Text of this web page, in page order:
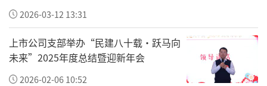
党员，是跨民族、跨地域、跨语言的身份认同
——不需要翻译，一枚党徽就够了。在赣州会
昌，婆婆的信仰，儿媳的担当，两代人用最朴
2026-03-12 13:31
上市公司支部举办“民建八十载·跃马向
未来”2025年度总结暨迎新年会
2026-02-06 10:52